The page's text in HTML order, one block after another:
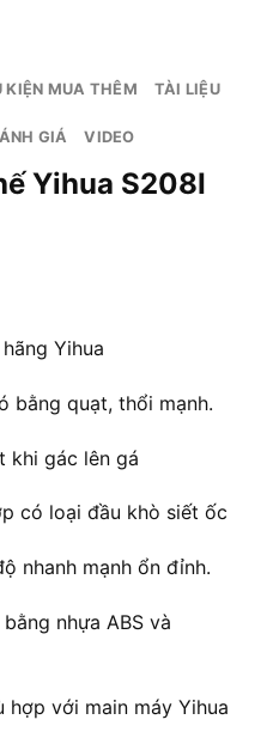
KIỆN MUA THÊM TÀI LIỆU
GIÁ VIDEO
Yihua S208I
Yihua
bằng quạt, thổi mạnh.
khi gác lên gá
có loại đầu khò siết ốc
nhanh mạnh ổn đỉnh.
nhựa ABS và
hợp với main máy Yihua